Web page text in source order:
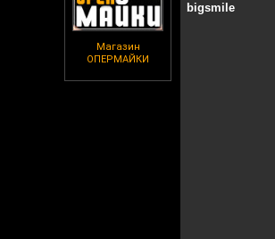
Магазин
ОПЕРМАЙКИ
bigsmile